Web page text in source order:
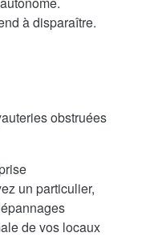
à disparaître.
obstruées
un particulier,
de vos locaux